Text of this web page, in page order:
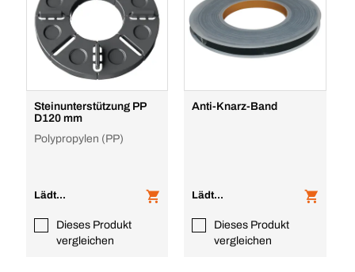
Steinunterstützung PP
D120 mm
Polypropylen (PP)
Lädt...
Dieses Produkt
vergleichen
Anti-Knarz-Band
Lädt...
Dieses Produkt
vergleichen